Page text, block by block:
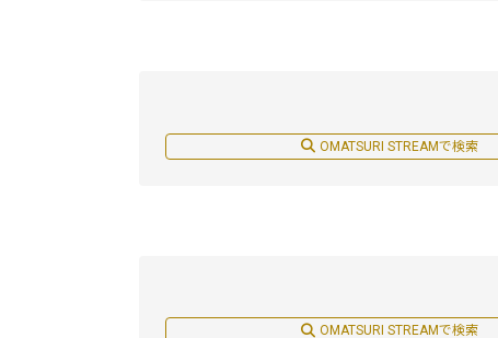
OMATSURI STREAMで検索
OMATSURI STREAMで検索